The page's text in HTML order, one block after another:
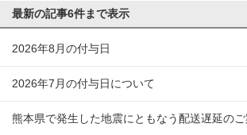
最新の記事6件まで表示
2026年8月の付与日
2026年7月の付与日について
熊本県で発生した地震にともなう配送遅延の